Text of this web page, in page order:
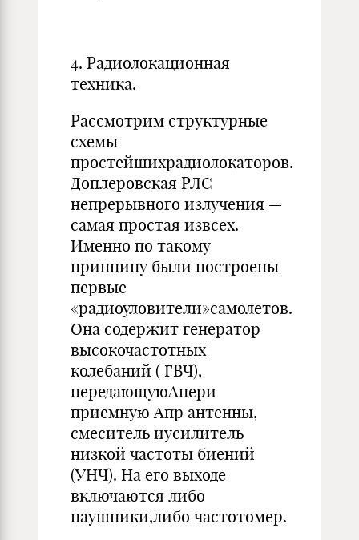
4. Радиолокационная
техника.
Рассмотрим структурные
схемы
простейшихрадиолокаторов.
Доплеровская РЛС
непрерывного излучения —
самая простая извсех.
Именно по такому
принципу были построены
первые
«радиоуловители»самолетов.
Она содержит генератор
высокочастотных
колебаний ( ГВЧ),
передающуюАпери
приемную Апр антенны,
смеситель иусилитель
низкой частоты биений
(УНЧ). На его выходе
включаются либо
наушники,либо частотомер.